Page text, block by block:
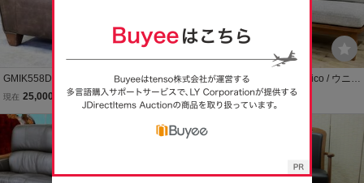
GMIK558D○Pottery Barn /
ポッタリーバーン マンハ
ッタンレザー オットマン
スツール 本革 アメリカ ヴ
ィンテージ
現在 25,000
GMFN83○浜本工芸 / HAM
AMOTO 回転チェア シン
グルソファ 革張り 国産家
具 楢材 パーソナルチェア
定価約15万
現在 25,000円
GMIS424A○unico / ウニコ
WICK ウィック 2人掛けソ
ファ ラブソファ ベンチソ
現在 36,000円